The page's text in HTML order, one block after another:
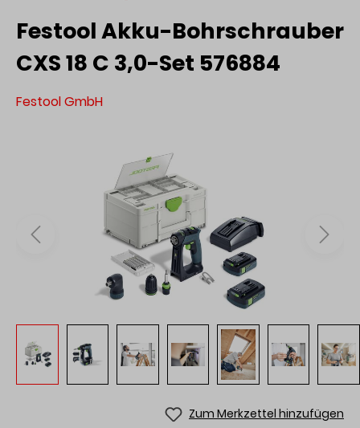
Festool Akku-Bohrschrauber
CXS 18 C 3,0-Set 576884
Festool GmbH
Zum Merkzettel hinzufügen